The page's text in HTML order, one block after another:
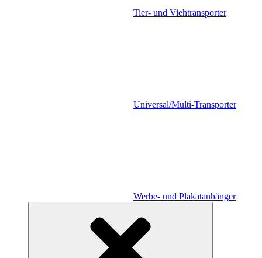
Tier- und Viehtransporter
Universal/Multi-Transporter
Werbe- und Plakatanhänger